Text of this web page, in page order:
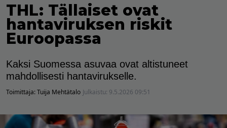
THL: Tällaiset ovat
hantaviruksen riskit
Euroopassa
Kaksi Suomessa asuvaa ovat altistuneet
mahdollisesti hantavirukselle.
Toimittaja:Tuija Mehtätalo Julkaistu: 9.5.2026 09:51